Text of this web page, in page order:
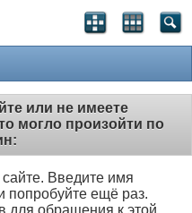
или не имеете
могло произойти по
Введите имя
попробуйте ещё раз.
для обращения к этой